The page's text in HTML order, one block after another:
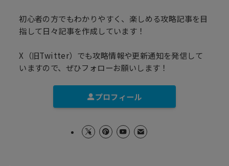
初心者の方でもわかりやすく、楽しめる攻略記事を目
指して日々記事を作成しています！
X（旧Twitter）でも攻略情報や更新通知を発信して
いますので、ぜひフォローお願いします！
プロフィール